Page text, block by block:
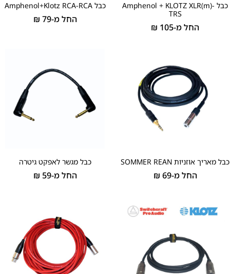
כבל Amphenol + KLOTZ XLR(m)-
TRS
החל מ-105
₪
כבל Amphenol+Klotz RCA-RCA
החל מ-79
₪
כבל מאריך אוזניות SOMMER REAN
החל מ-69
₪
כבל מגשר לאפקט גיטרה
החל מ-59
₪